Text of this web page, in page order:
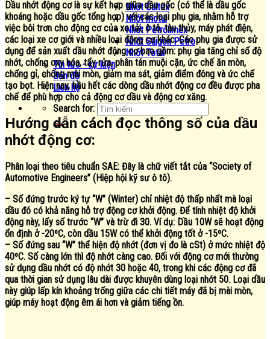
Nhớt Caltex
Nhớt motul
Nhớt Petrolimex
Nhớt Saigon Petro
Nhớt Total
Tin tức - sự kiện
Bản đồ
Liên hệ
Search for:
Dầu nhớt động cơlà sự kết hợp giữa dầu gốc (có thể là dầu gốc
khoáng hoặc dầu gốc tổng hợp) với các loại phụ gia, nhằm hỗ trợ
việc bôi trơn cho động cơ của xe tải, ô tô, tàu thủy, máy phát điện,
các loại xe cơ giới và nhiều loại động cơ khác. Các phụ gia được sử
dụng để sản xuất dầu nhớt động cơ bao gồm: phụ gia tăng chỉ số độ
nhớt, chống oxy hóa, tẩy rửa, phân tán muội cặn, ức chế ăn mòn,
chống gỉ, chống mài mòn, giảm ma sát, giảm điểm đông và ức chế
tạo bọt. Hiện nay, hầu hết các dòng dầu nhớt động cơ đều được pha
chế để phù hợp cho cả động cơ dầu và động cơ xăng.
Hướng dẫn cách đọc thông số của dầu
nhớt động cơ:
Phân loại theo tiêu chuẩn SAE: Đây là chữ viết tắt của “Society of
Automotive Engineers” (Hiệp hội kỹ sư ô tô).
– Số đứng trước ký tự “W” (Winter) chỉ nhiệt độ thấp nhất mà loại
dầu đó có khả năng hỗ trợ động cơ khởi động. Để tính nhiệt độ khởi
động này, lấy số trước “W” và trừ đi 30. Ví dụ: Dầu 10W sẽ hoạt động
ổn định ở -20ºC, còn dầu 15W có thể khởi động tốt ở -15ºC.
– Số đứng sau “W” thể hiện độ nhớt (đơn vị đo là cSt) ở mức nhiệt độ
40ºC. Số càng lớn thì độ nhớt càng cao. Đối với động cơ mới thường
sử dụng dầu nhớt có độ nhớt 30 hoặc 40, trong khi các động cơ đã
qua thời gian sử dụng lâu dài được khuyên dùng loại nhớt 50. Loại dầu
này giúp lấp kín khoảng trống giữa các chi tiết máy đã bị mài mòn,
giúp máy hoạt động êm ái hơn và giảm tiếng ồn.